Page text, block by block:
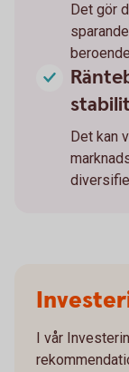
Det gör
Det kan
I vår